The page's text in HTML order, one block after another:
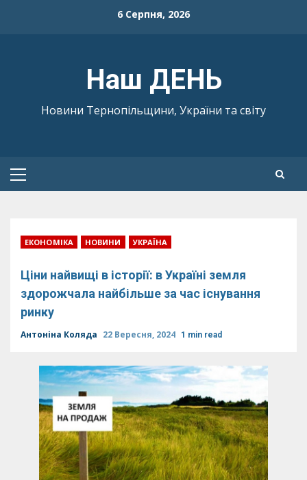
6 Серпня, 2026
Наш ДЕНЬ
Новини Тернопільщини, України та світу
Primary
ЕКОНОМІКА НОВИНИ УКРАЇНА
Ціни найвищі в історії: в Україні земля
здорожчала найбільше за час існування
ринку
Антоніна Коляда 22 Вересня, 2024 1 min read